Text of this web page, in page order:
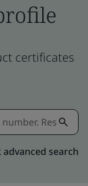
certificates
search